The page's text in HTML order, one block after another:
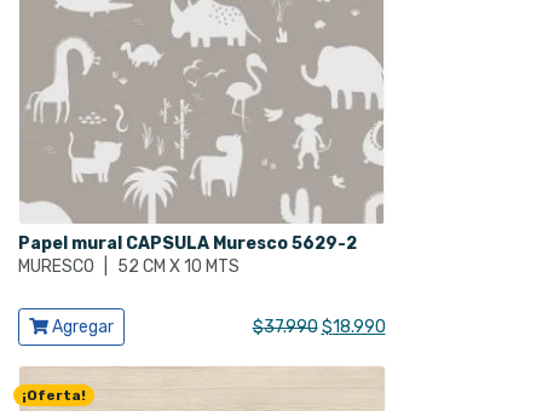
Papel mural CAPSULA Muresco 5629-2
MURESCO
52 CM X 10 MTS
Ver producto
Agregar $37.990 El
$18.990El
¡Oferta!